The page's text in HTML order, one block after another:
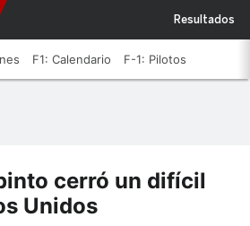
Resultados
F1: Calendario F-1: Pilotos
cerró un difícil
Unidos